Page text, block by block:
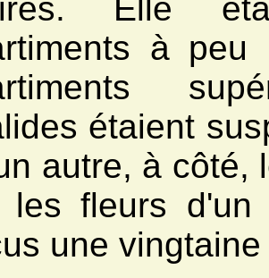
Elle
à
étaient
autre, à côté,
fleurs d'un
une